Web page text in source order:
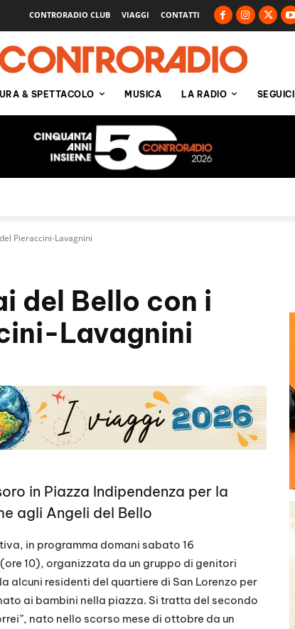
CONTRORADIO CLUB VIAGGI CONTATTI
& SPETTACOLO MUSICA LA RADIO SEGUICI
Pieraccini-Lavagnini
del Bello con i
Lavagnini
in Piazza Indipendenza per la
agli Angeli del Bello
in programma domani sabato 16
10), organizzata da un gruppo di genitori
alcuni residenti del quartiere di San Lorenzo per
ai bambini nella piazza. Si tratta del secondo
nato nello scorso mese di ottobre da un